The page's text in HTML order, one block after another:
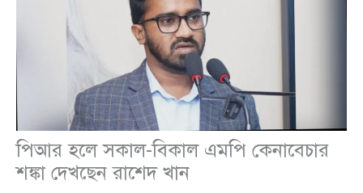
পিআর হলে সকাল-বিকাল এমপি কেনাবেচার
শঙ্কা দেখছেন রাশেদ খান